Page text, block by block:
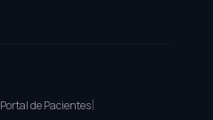
Portal de Pacientes|